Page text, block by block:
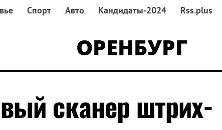
Спорт Авто Кандидаты-2024 Rss.plus
ОРЕНБУРГ
сканер штрих-